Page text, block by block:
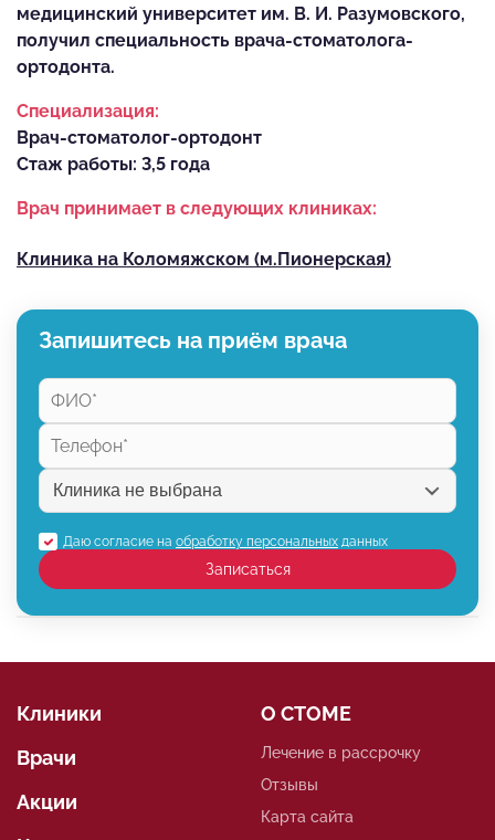
медицинский университет им. В. И. Разумовского,
получил специальность врача-стоматолога-
ортодонта.
Специализация:
Врач-стоматолог-ортодонт
Стаж работы: 3,5 года
Врач принимает в следующих клиниках:
Клиника на Коломяжском (м.Пионерская)
Запишитесь на приём врача
Даю согласие на обработку персональных данных
Записаться
Клиники
Врачи
Акции
О СТОМЕ
Лечение в рассрочку
Отзывы
Карта сайта